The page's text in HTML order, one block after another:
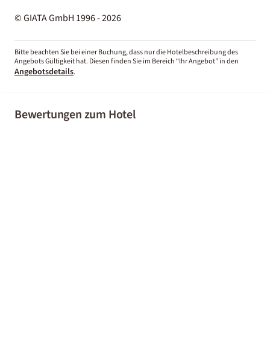
© GIATA GmbH 1996 - 2026
Bitte beachten Sie bei einer Buchung, dass nur die Hotelbeschreibung des
Angebots Gültigkeit hat. Diesen finden Sie im Bereich “Ihr Angebot” in den
Angebotsdetails.
Bewertungen zum Hotel